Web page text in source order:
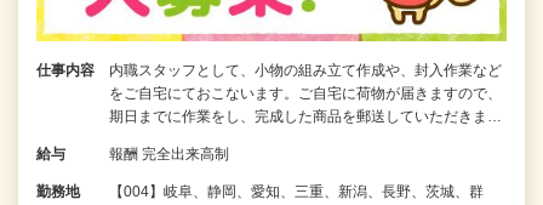
仕事内容
内職スタッフとして、小物の組み立て作成や、封入作業など
をご自宅にておこないます。ご自宅に荷物が届きますので、
期日までに作業をし、完成した商品を郵送していただきま…
給与 報酬 完全出来高制
勤務地
【004】岐阜、静岡、愛知、三重、新潟、長野、茨城、群